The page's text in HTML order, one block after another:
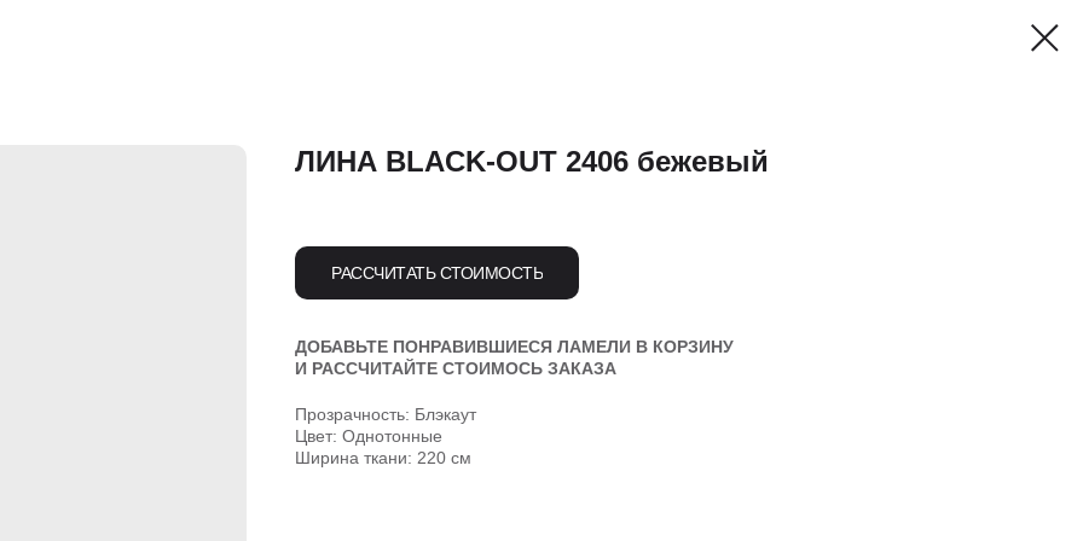
ЛИНА BLACK-OUT 2406 бежевый
РАССЧИТАТЬ СТОИМОСТЬ
ДОБАВЬТЕ ПОНРАВИВШИЕСЯ ЛАМЕЛИ В КОРЗИНУ
И РАССЧИТАЙТЕ СТОИМОСЬ ЗАКАЗА
Прозрачность: Блэкаут
Цвет: Однотонные
Ширина ткани: 220 см